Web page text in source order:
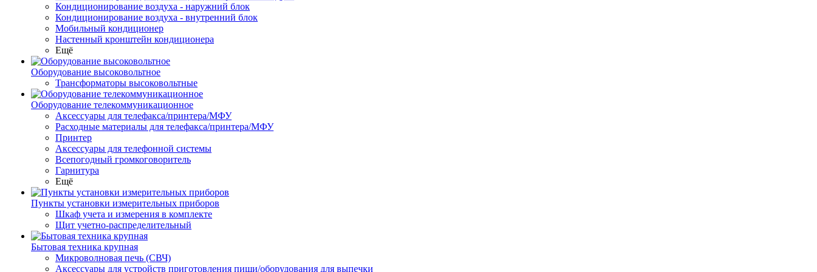
Кондиционирование воздуха - наружний блок
Кондиционирование воздуха - внутренний блок
Мобильный кондиционер
Настенный кронштейн кондиционера
Ещё
Оборудование высоковольтное
Трансформаторы высоковольтные
Оборудование телекоммуникационное
Аксессуары для телефакса/принтера/МФУ
Расходные материалы для телефакса/принтера/МФУ
Принтер
Аксессуары для телефонной системы
Всепогодный громкоговоритель
Гарнитура
Ещё
Пункты установки измерительных приборов
Шкаф учета и измерения в комплекте
Щит учетно-распределительный
Бытовая техника крупная
Микроволновая печь (СВЧ)
Аксессуары для устройств приготовления пищи/оборудования для выпечки